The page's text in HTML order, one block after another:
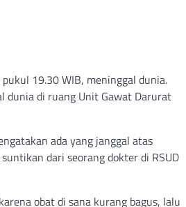
19.30 WIB, meninggal dunia.
dunia di ruang Unit Gawat Darurat
ada yang janggal atas
dari seorang dokter di RSUD
obat di sana kurang bagus, lalu